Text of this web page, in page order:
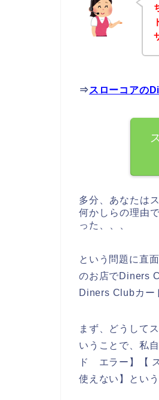
⇒ スローコアの
多分、あなたは
何かしらの理由
った、、、
という問題に直
のお店でDiners
Diners Clubカー
まず、どうして
いうことで、私
ド エラー】【
使えない】とい